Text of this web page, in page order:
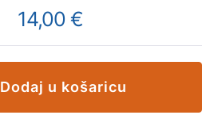
14,00 €
Dodaj u košaricu